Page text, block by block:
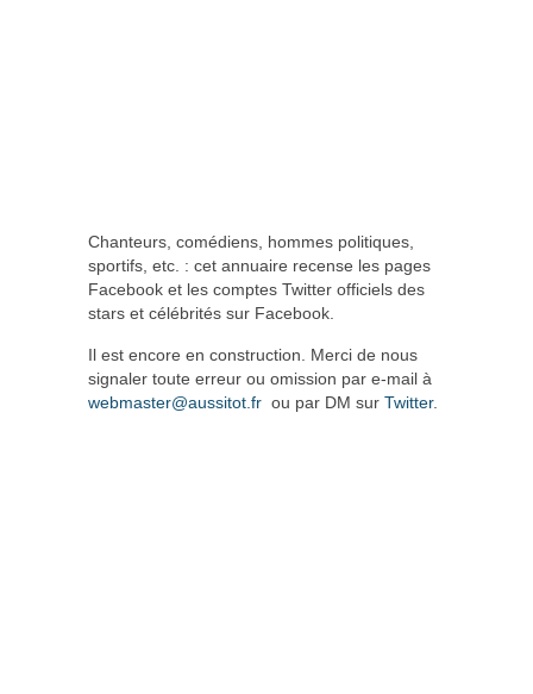
Chanteurs, comédiens, hommes politiques,
sportifs, etc. : cet annuaire recense les pages
Facebook et les comptes Twitter officiels des
stars et célébrités sur Facebook.
Il est encore en construction. Merci de nous
signaler toute erreur ou omission par e-mail à
webmaster@aussitot.fr ou par DM sur Twitter.